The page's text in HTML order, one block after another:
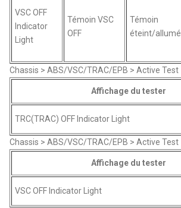
VSC OFF
Indicator
Light
Témoin VSC
OFF
Témoin
éteint/allumé
Chassis > ABS/VSC/TRAC/EPB > Active Test
Affichage du tester
TRC(TRAC) OFF Indicator Light
Chassis > ABS/VSC/TRAC/EPB > Active Test
Affichage du tester
VSC OFF Indicator Light